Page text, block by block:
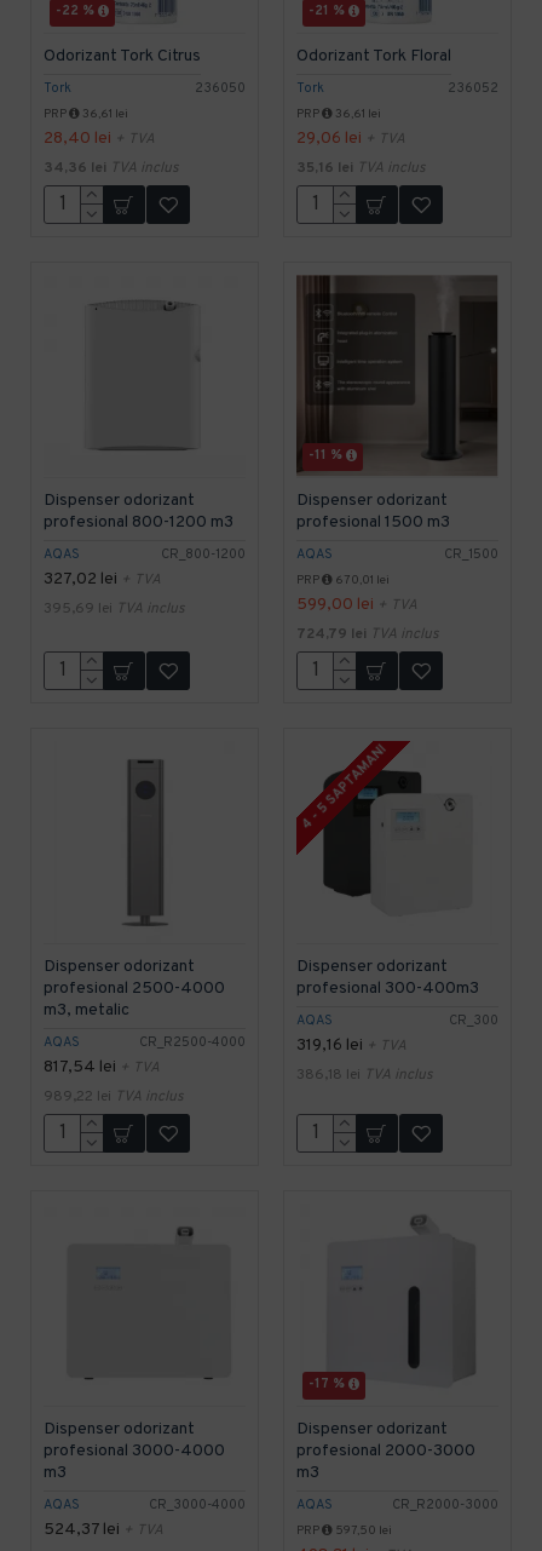
-22 %
Tork 236050
Odorizant Tork Citrus
PRP 36,61 lei
28,40 lei + TVA
34,36 lei TVA inclus
-21 %
Tork 236052
Odorizant Tork Floral
PRP 36,61 lei
29,06 lei + TVA
35,16 lei TVA inclus
AQAS CR_800-1200
Dispenser odorizant
profesional 800-1200 m3
327,02 lei + TVA
395,69 lei TVA inclus
-11 %
AQAS CR_1500
Dispenser odorizant
profesional 1500 m3
PRP 670,01 lei
599,00 lei + TVA
724,79 lei TVA inclus
AQAS CR_R2500-4000
Dispenser odorizant
profesional 2500-4000
m3, metalic
817,54 lei + TVA
989,22 lei TVA inclus
4 - 5 SAPTAMANI
AQAS CR_300
Dispenser odorizant
profesional 300-400m3
319,16 lei + TVA
386,18 lei TVA inclus
AQAS CR_3000-4000
Dispenser odorizant
profesional 3000-4000
m3
524,37 lei + TVA
-17 %
AQAS CR_R2000-3000
Dispenser odorizant
profesional 2000-3000
m3
PRP 597,50 lei